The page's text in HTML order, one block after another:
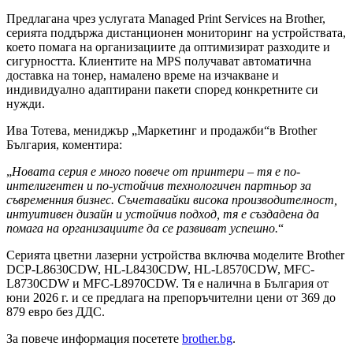
Предлагана чрез услугата Managed Print Services на Brother,
серията поддържа дистанционен мониторинг на устройствата,
което помага на организациите да оптимизират разходите и
сигурността. Клиентите на MPS получават автоматична
доставка на тонер, намалено време на изчакване и
индивидуално адаптирани пакети според конкретните си
нужди.
Ива Тотева, мениджър „Маркетинг и продажби“в Brother
България, коментира:
„Новата серия е много повече от принтери – тя е по-
интелигентен и по-устойчив технологичен партньор за
съвременния бизнес. Съчетавайки висока производителност,
интуитивен дизайн и устойчив подход, тя е създадена да
помага на организациите да се развиват успешно.“
Серията цветни лазерни устройства включва моделите Brother
DCP-L8630CDW, HL-L8430CDW, HL-L8570CDW, MFC-
L8730CDW и MFC-L8970CDW. Тя е налична в България от
юни 2026 г. и се предлага на препоръчителни цени от 369 до
879 евро без ДДС.
За повече информация посетете brother.bg.